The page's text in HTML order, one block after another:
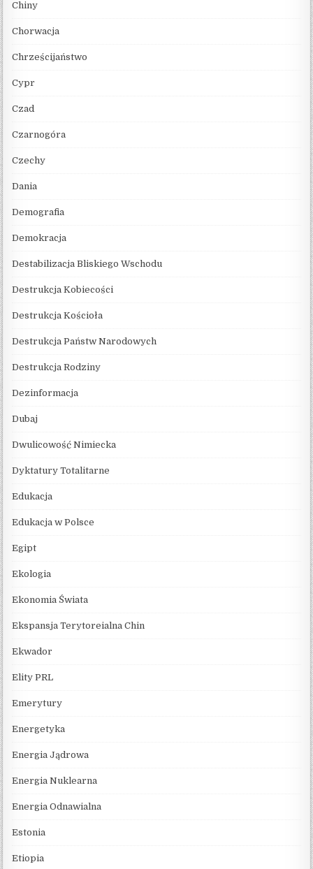
Chiny
Chorwacja
Chrześcijaństwo
Cypr
Czad
Czarnogóra
Czechy
Dania
Demografia
Demokracja
Destabilizacja Bliskiego Wschodu
Destrukcja Kobiecości
Destrukcja Kościoła
Destrukcja Państw Narodowych
Destrukcja Rodziny
Dezinformacja
Dubaj
Dwulicowość Nimiecka
Dyktatury Totalitarne
Edukacja
Edukacja w Polsce
Egipt
Ekologia
Ekonomia Świata
Ekspansja Terytoreialna Chin
Ekwador
Elity PRL
Emerytury
Energetyka
Energia Jądrowa
Energia Nuklearna
Energia Odnawialna
Estonia
Etiopia